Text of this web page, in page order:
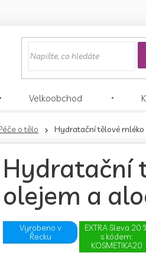
Velkoobchod
o tělo Hydratační tělové
Hydratační
olejem a
Vyrobeno v
Řecku
EXTRA Sleva 20
s kódem:
KOSMETIKA20